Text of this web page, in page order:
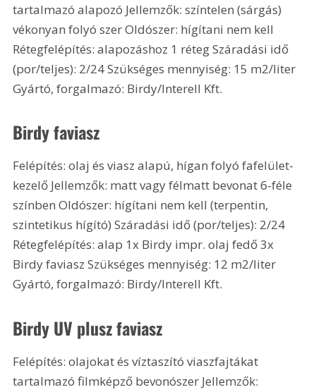
tartalmazó alapozó Jellemzők: színtelen (sárgás)
vékonyan folyó szer Oldószer: hígítani nem kell
Rétegfelépítés: alapozáshoz 1 réteg Száradási idő
(por/teljes): 2/24 Szükséges mennyiség: 15 m2/liter
Gyártó, forgalmazó: Birdy/Interell Kft.
Birdy faviasz
Felépítés: olaj és viasz alapú, hígan folyó fafelület-
kezelő Jellemzők: matt vagy félmatt bevonat 6-féle
színben Oldószer: hígítani nem kell (terpentin,
szintetikus hígító) Száradási idő (por/teljes): 2/24
Rétegfelépítés: alap 1x Birdy impr. olaj fedő 3x
Birdy faviasz Szükséges mennyiség: 12 m2/liter
Gyártó, forgalmazó: Birdy/Interell Kft.
Birdy UV plusz faviasz
Felépítés: olajokat és víztaszító viaszfajtákat
tartalmazó filmképző bevonószer Jellemzők: